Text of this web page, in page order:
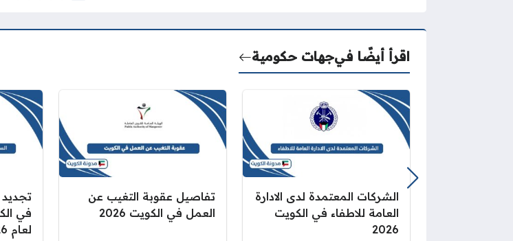
اقرأ أيضًا فيجهات حكومية
الشركات المعتمدة لدى الادارة
العامة للاطفاء في الكويت
2026
تفاصيل عقوبة التغيب عن
العمل في الكويت 2026
تجديد
في
لعام 2026